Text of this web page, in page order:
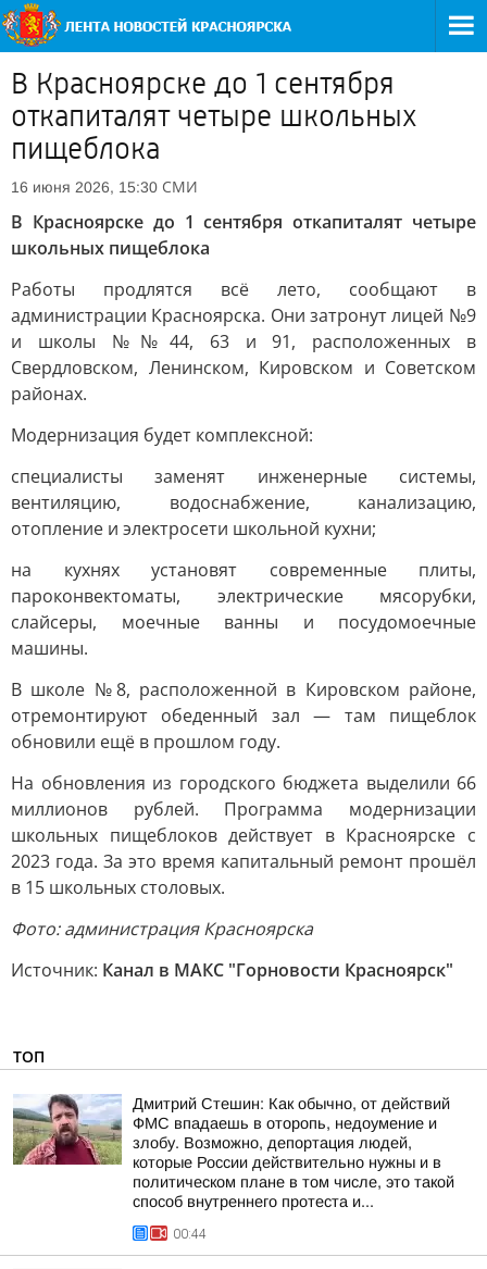
В Красноярске до 1 сентября
откапиталят четыре школьных
пищеблока
16 июня 2026, 15:30 СМИ
В Красноярске до 1 сентября откапиталят четыре
школьных пищеблока
Работы продлятся всё лето, сообщают в
администрации Красноярска. Они затронут лицей №9
и школы №№44, 63 и 91, расположенных в
Свердловском, Ленинском, Кировском и Советском
районах.
Модернизация будет комплексной:
специалисты заменят инженерные системы,
вентиляцию, водоснабжение, канализацию,
отопление и электросети школьной кухни;
на кухнях установят современные плиты,
пароконвектоматы, электрические мясорубки,
слайсеры, моечные ванны и посудомоечные
машины.
В школе №8, расположенной в Кировском районе,
отремонтируют обеденный зал — там пищеблок
обновили ещё в прошлом году.
На обновления из городского бюджета выделили 66
миллионов рублей. Программа модернизации
школьных пищеблоков действует в Красноярске с
2023 года. За это время капитальный ремонт прошёл
в 15 школьных столовых.
Фото: администрация Красноярска
Источник: Канал в МАКС "Горновости Красноярск"
ТОП
Дмитрий Стешин: Как обычно, от действий
ФМС впадаешь в оторопь, недоумение и
злобу. Возможно, депортация людей,
которые России действительно нужны и в
политическом плане в том числе, это такой
способ внутреннего протеста и...
00:44